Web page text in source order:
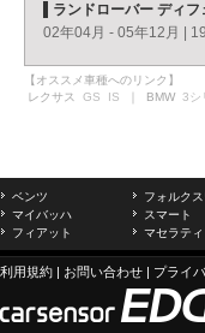
ランドローバー ディ
02年04月 - 05年12月
【オススメ車種へのリンク】
レクサス GS IS ｜ BMW 3シ
ベンツ フォルク
マイバッハ
スマート
フィアット
マセラティ
利用規約 | お問い合わせ | プライ